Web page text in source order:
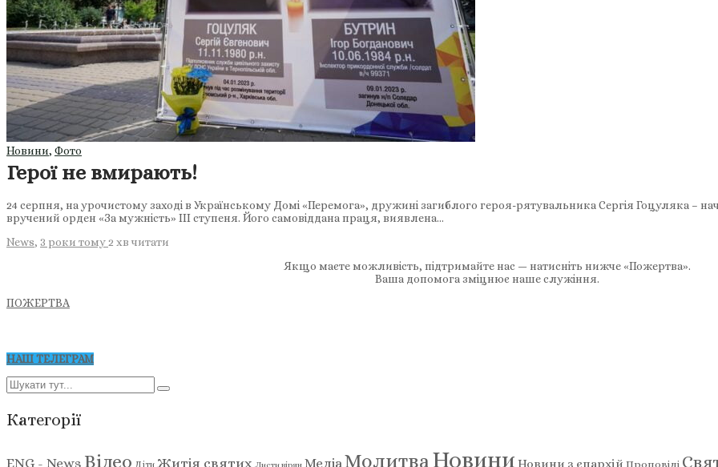
Новини, Фото
Герої не вмирають!
24 серпня, на урочистому заході в Українському Домі «Перемога», дружині загиблого героя-рятувальника Сергія Гоцуляка –
вручений орден «За мужність» ІІІ ступеня. Його самовіддана праця, виявлена…
News, 3 роки тому 2 хв читати
Якщо маєте можливість, підтримайте нас — натисніть нижче «Пожертва».
Ваша допомога зміцнює наше служіння.
ПОЖЕРТВА
НАШ ТЕЛЕГРАМ
Категорії
ENG - News Відео Діти Житія святих Листи вірян МедіаМолитваНовини Новини з єпархій Проповіді